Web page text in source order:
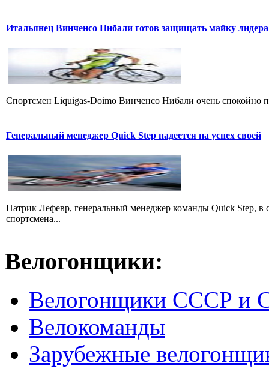
Итальянец Винченсо Нибали готов защищать майку
Cпортсмен Liquigas-Doimo Винченсо Нибали очень спокойно
Генеральный менеджер Quick Step надеется на успех своей
Патрик Лефевр, генеральный менеджер команды Quick Step, в
спортсмена...
Велогонщики:
Велогонщики СССР и
Велокоманды
Зарубежные